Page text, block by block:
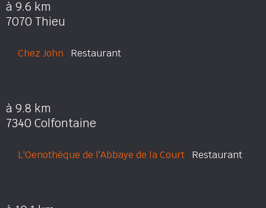
à 9.6 km
7070 Thieu
Chez John Restaurant
à 9.8 km
7340 Colfontaine
L'Oenothèque de l'Abbaye de la Court Restaurant